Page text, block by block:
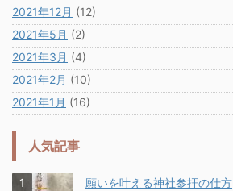
2021年12月 (12)
2021年5月 (2)
2021年3月 (4)
2021年2月 (10)
2021年1月 (16)
人気記事
願いを叶える神社参拝の仕方